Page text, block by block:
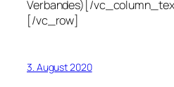
Verbandes)[/
[/vc_row]
3. August 2020